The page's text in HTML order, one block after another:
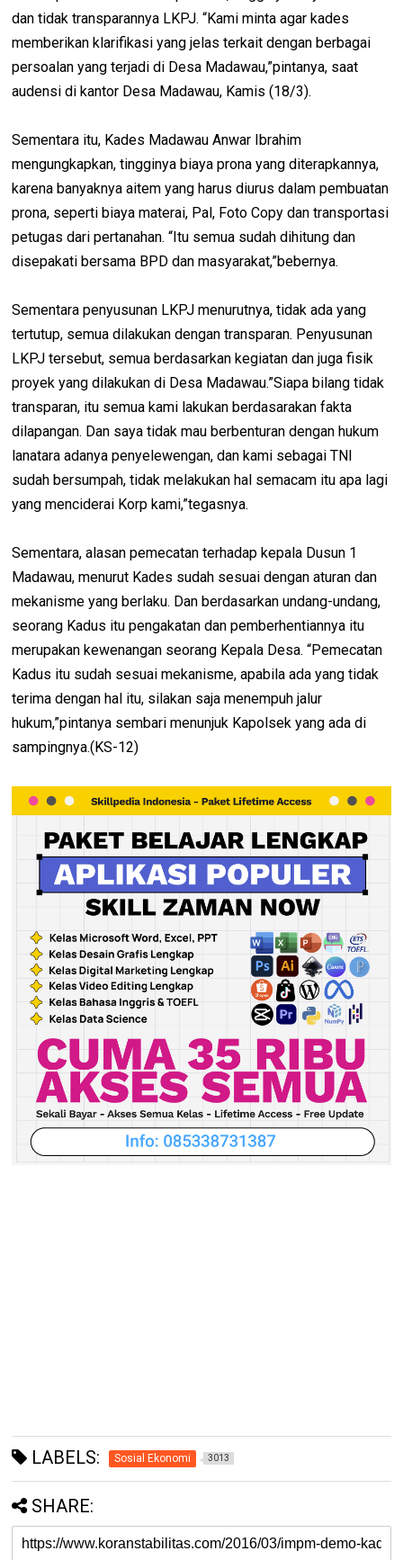
dan tidak transparannya LKPJ. “Kami minta agar kades
memberikan klarifikasi yang jelas terkait dengan berbagai
persoalan yang terjadi di Desa Madawau,”pintanya, saat
audensi di kantor Desa Madawau, Kamis (18/3).
Sementara itu, Kades Madawau Anwar Ibrahim
mengungkapkan, tingginya biaya prona yang diterapkannya,
karena banyaknya aitem yang harus diurus dalam pembuatan
prona, seperti biaya materai, Pal, Foto Copy dan transportasi
petugas dari pertanahan. “Itu semua sudah dihitung dan
disepakati bersama BPD dan masyarakat,”bebernya.
Sementara penyusunan LKPJ menurutnya, tidak ada yang
tertutup, semua dilakukan dengan transparan. Penyusunan
LKPJ tersebut, semua berdasarkan kegiatan dan juga fisik
proyek yang dilakukan di Desa Madawau.”Siapa bilang tidak
transparan, itu semua kami lakukan berdasarakan fakta
dilapangan. Dan saya tidak mau berbenturan dengan hukum
lanatara adanya penyelewengan, dan kami sebagai TNI
sudah bersumpah, tidak melakukan hal semacam itu apa lagi
yang menciderai Korp kami,”tegasnya.
Sementara, alasan pemecatan terhadap kepala Dusun 1
Madawau, menurut Kades sudah sesuai dengan aturan dan
mekanisme yang berlaku. Dan berdasarkan undang-undang,
seorang Kadus itu pengakatan dan pemberhentiannya itu
merupakan kewenangan seorang Kepala Desa. “Pemecatan
Kadus itu sudah sesuai mekanisme, apabila ada yang tidak
terima dengan hal itu, silakan saja menempuh jalur
hukum,”pintanya sembari menunjuk Kapolsek yang ada di
sampingnya.(KS-12)
LABELS: Sosial Ekonomi 3013
SHARE: